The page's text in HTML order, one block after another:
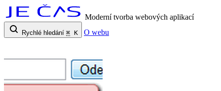
Moderní tvorba webových aplikací
Rychlé hledání ⌘ K O webu